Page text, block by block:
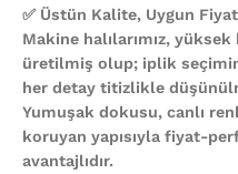
✅ Üstün Kalite, Uygun Fiyat
Makine halılarımız,
üretilmiş olup; iplik
her detay titizlikle
Yumuşak dokusu, canlı
koruyan yapısıyla fiyat-
avantajlıdır.